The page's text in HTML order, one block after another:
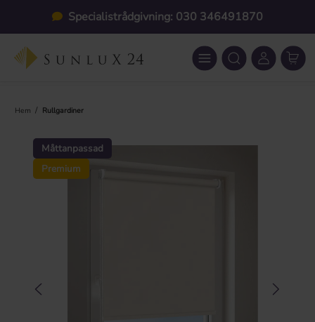
Hoppa till huvudinnehåll
Specialistrådgivning: 030 346491870
Hem / Rullgardiner
Måttanpassad
Premium
Hoppa över bildgalleri